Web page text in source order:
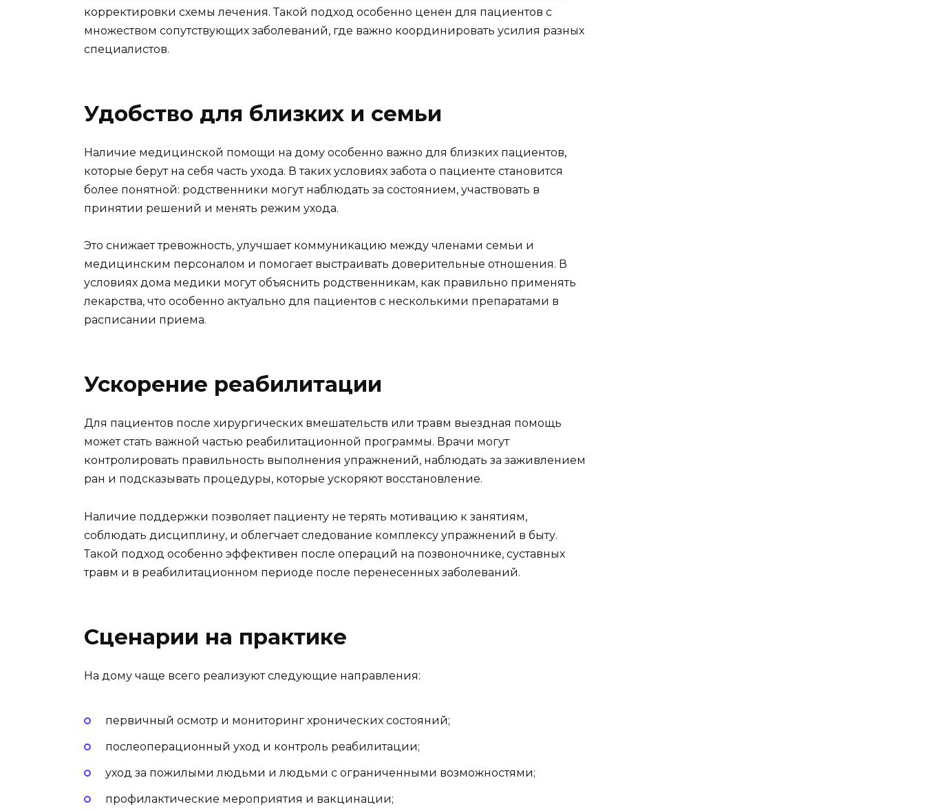
корректировки схемы лечения. Такой подход особенно ценен для пациентов с
множеством сопутствующих заболеваний, где важно координировать усилия разных
специалистов.
Удобство для близких и семьи
Наличие медицинской помощи на дому особенно важно для близких пациентов,
которые берут на себя часть ухода. В таких условиях забота о пациенте становится
более понятной: родственники могут наблюдать за состоянием, участвовать в
принятии решений и менять режим ухода.
Это снижает тревожность, улучшает коммуникацию между членами семьи и
медицинским персоналом и помогает выстраивать доверительные отношения. В
условиях дома медики могут объяснить родственникам, как правильно применять
лекарства, что особенно актуально для пациентов с несколькими препаратами в
расписании приема.
Ускорение реабилитации
Для пациентов после хирургических вмешательств или травм выездная помощь
может стать важной частью реабилитационной программы. Врачи могут
контролировать правильность выполнения упражнений, наблюдать за заживлением
ран и подсказывать процедуры, которые ускоряют восстановление.
Наличие поддержки позволяет пациенту не терять мотивацию к занятиям,
соблюдать дисциплину, и облегчает следование комплексу упражнений в быту.
Такой подход особенно эффективен после операций на позвоночнике, суставных
травм и в реабилитационном периоде после перенесенных заболеваний.
Сценарии на практике
На дому чаще всего реализуют следующие направления:
первичный осмотр и мониторинг хронических состояний;
послеоперационный уход и контроль реабилитации;
уход за пожилыми людьми и людьми с ограниченными возможностями;
профилактические мероприятия и вакцинации;